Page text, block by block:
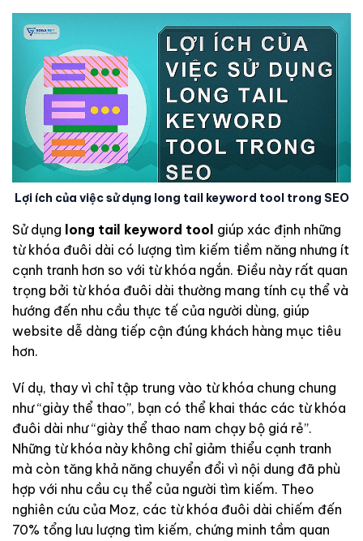
Lợi ích của việc sử dụng long tail keyword tool trong SEO
Sử dụng long tail keyword tool giúp xác định những
từ khóa đuôi dài có lượng tìm kiếm tiềm năng nhưng ít
cạnh tranh hơn so với từ khóa ngắn. Điều này rất quan
trọng bởi từ khóa đuôi dài thường mang tính cụ thể và
hướng đến nhu cầu thực tế của người dùng, giúp
website dễ dàng tiếp cận đúng khách hàng mục tiêu
hơn.
Ví dụ, thay vì chỉ tập trung vào từ khóa chung chung
như “giày thể thao”, bạn có thể khai thác các từ khóa
đuôi dài như “giày thể thao nam chạy bộ giá rẻ”.
Những từ khóa này không chỉ giảm thiểu cạnh tranh
mà còn tăng khả năng chuyển đổi vì nội dung đã phù
hợp với nhu cầu cụ thể của người tìm kiếm. Theo
nghiên cứu của Moz, các từ khóa đuôi dài chiếm đến
70% tổng lưu lượng tìm kiếm, chứng minh tầm quan